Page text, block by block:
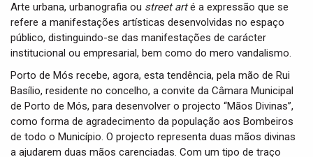
t
n
Arte urbana, urbanografia ou street arté a expressão que se
refere a manifestações artísticas desenvolvidas no espaço
público, distinguindo-se das manifestações de carácter
institucional ou empresarial, bem como do mero vandalismo.
Porto de Mós recebe, agora, esta tendência, pela mão de Rui
Basílio, residente no concelho, a convite da Câmara Municipal
de Porto de Mós, para desenvolver o projecto “Mãos Divinas”,
como forma de agradecimento da população aos Bombeiros
de todo o Município. O projecto representa duas mãos divinas
a ajudarem duas mãos carenciadas. Com um tipo de traço